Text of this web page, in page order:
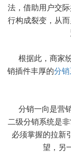
法，借助用户交
行构成裂变，从
根据此，商家纷
销插件丰厚的分
分销一向是营销
二级分销系统是
必须掌握的拉新
望，另